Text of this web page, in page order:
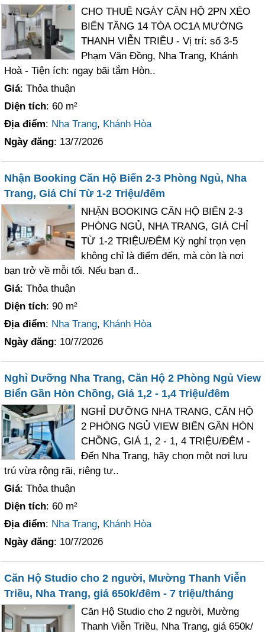
CHO THUÊ NGÀY CĂN HỘ 2PN XÉO
BIỂN TẦNG 14 TÒA OC1A MƯỜNG
THANH VIỄN TRIỀU - Vị trí: số 3-5
Phạm Văn Đồng, Nha Trang, Khánh
Hoà - Tiện ích: ngay bãi tắm Hòn..
Giá: Thỏa thuận
Diện tích: 60 m²
Địa điểm: Nha Trang, Khánh Hòa
Ngày đăng: 13/7/2026
Nhận Booking Căn Hộ Biển 2-3 Phòng Ngủ, Nha
Trang, Giá Chỉ Từ 1-2 Triệu/đêm
NHẬN BOOKING CĂN HỘ BIỂN 2-3
PHÒNG NGỦ, NHA TRANG, GIÁ CHỈ
TỪ 1-2 TRIỆU/ĐÊM Kỳ nghỉ trọn vẹn
không chỉ là điểm đến, mà còn là nơi
bạn trở về mỗi tối. Nếu bạn đ..
Giá: Thỏa thuận
Diện tích: 90 m²
Địa điểm: Nha Trang, Khánh Hòa
Ngày đăng: 10/7/2026
Nghỉ Dưỡng Nha Trang, Căn Hộ 2 Phòng Ngủ View
Biển Gần Hòn Chồng, Giá 1,2 - 1,4 Triệu/đêm
NGHỈ DƯỠNG NHA TRANG, CĂN HỘ
2 PHÒNG NGỦ VIEW BIỂN GẦN HÒN
CHỒNG, GIÁ 1, 2 - 1, 4 TRIỆU/ĐÊM -
Đến Nha Trang, hãy chọn một nơi lưu
trú vừa rộng rãi, riêng tư..
Giá: Thỏa thuận
Diện tích: 60 m²
Địa điểm: Nha Trang, Khánh Hòa
Ngày đăng: 10/7/2026
Căn Hộ Studio cho 2 người, Mường Thanh Viễn
Triều, Nha Trang, giá 650k/đêm - 7 triệu/tháng
Căn Hộ Studio cho 2 người, Mường
Thanh Viễn Triều, Nha Trang, giá 650k/